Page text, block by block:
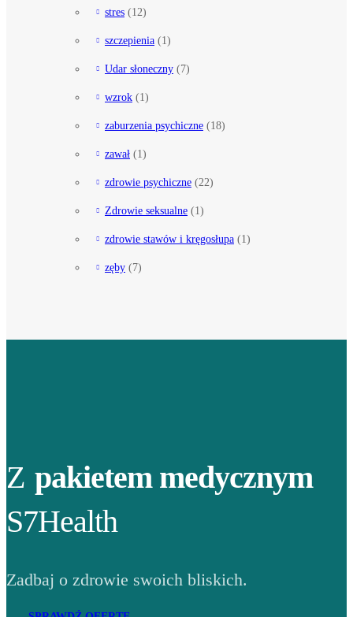
stres (12)
szczepienia (1)
Udar słoneczny (7)
wzrok (1)
zaburzenia psychiczne (18)
zawał (1)
zdrowie psychiczne (22)
Zdrowie seksualne (1)
zdrowie stawów i kręgosłupa (1)
zęby (7)
Z pakietem medycznym
S7Health
Zadbaj o zdrowie swoich bliskich.